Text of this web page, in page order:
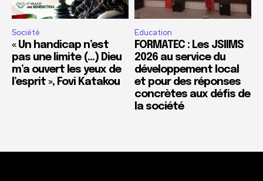
Société
« Un handicap n’est
pas une limite (…) Dieu
m’a ouvert les yeux de
l’esprit », Fovi Katakou
Education
FORMATEC : Les JSIIMS
2026 au service du
développement local
et pour des réponses
concrètes aux défis de
la société